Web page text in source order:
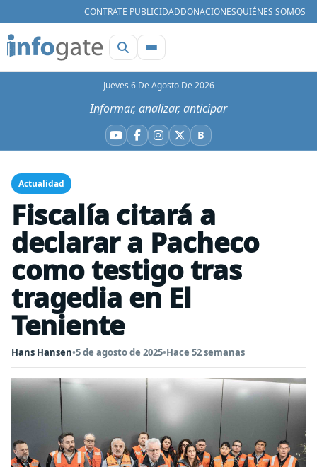
CONTRATE PUBLICIDADDONACIONESQUIÉNES SOMOS
Jueves 6 De Agosto De 2026
Informar, analizar, anticipar
YouTube
Facebook
Instagram
X BBluesky
Actualidad
Fiscalía citará a
declarar a Pacheco
como testigo tras
tragedia en El
Teniente
Hans Hansen•5 de agosto de 2025•Hace 52 semanas